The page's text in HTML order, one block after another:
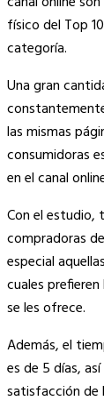
físico del Top
categoría.
Una gran
las mismas
consumidoras
en el canal
Con el estudio,
compradoras
especial
cuales
se les ofrece.
Además, el
es de 5 días,
satisfacción de